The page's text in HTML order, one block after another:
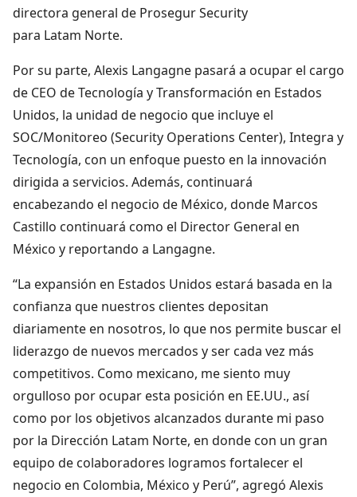
directora general de Prosegur Security
para Latam Norte.
Por su parte, Alexis Langagne pasará a ocupar el cargo
de CEO de Tecnología y Transformación en Estados
Unidos, la unidad de negocio que incluye el
SOC/Monitoreo (Security Operations Center), Integra y
Tecnología, con un enfoque puesto en la innovación
dirigida a servicios. Además, continuará
encabezando el negocio de México, donde Marcos
Castillo continuará como el Director General en
México y reportando a Langagne.
“La expansión en Estados Unidos estará basada en la
confianza que nuestros clientes depositan
diariamente en nosotros, lo que nos permite buscar el
liderazgo de nuevos mercados y ser cada vez más
competitivos. Como mexicano, me siento muy
orgulloso por ocupar esta posición en EE.UU., así
como por los objetivos alcanzados durante mi paso
por la Dirección Latam Norte, en donde con un gran
equipo de colaboradores logramos fortalecer el
negocio en Colombia, México y Perú”, agregó Alexis